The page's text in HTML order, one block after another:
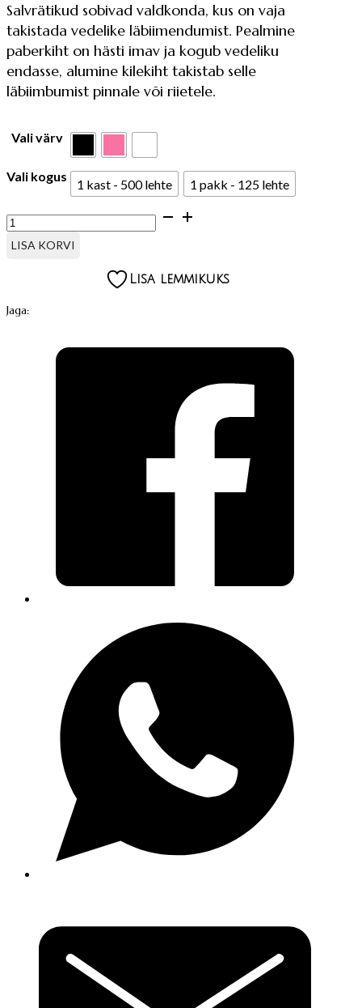
Salvrätikud sobivad valdkonda, kus on vaja
takistada vedelike läbiimendumist. Pealmine
paberkiht on hästi imav ja kogub vedeliku
endasse, alumine kilekiht takistab selle
läbiimbumist pinnale või riietele.
Vali värv
Vali kogus 1 kast - 500 lehte 1 pakk - 125 lehte
KILETATUD
KIHIGA
SALVRÄTIKUD,
LISA KORVI
Lisa lemmikuks
Jaga: